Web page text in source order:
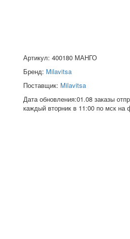
Артикул: 400180 МАНГО
Бренд: Milavitsa
Поставщик: Milavitsa
Дата обновления:01.08 заказы
каждый вторник в 11:00 по мск на